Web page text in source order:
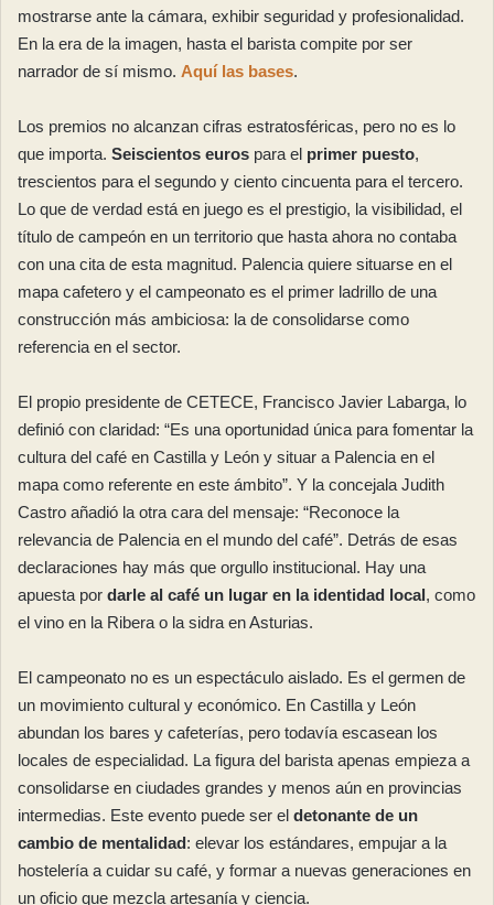
mostrarse ante la cámara, exhibir seguridad y profesionalidad.
En la era de la imagen, hasta el barista compite por ser
narrador de sí mismo. Aquí las bases.
Los premios no alcanzan cifras estratosféricas, pero no es lo
que importa. Seiscientos euros para el primer puesto,
trescientos para el segundo y ciento cincuenta para el tercero.
Lo que de verdad está en juego es el prestigio, la visibilidad, el
título de campeón en un territorio que hasta ahora no contaba
con una cita de esta magnitud. Palencia quiere situarse en el
mapa cafetero y el campeonato es el primer ladrillo de una
construcción más ambiciosa: la de consolidarse como
referencia en el sector.
El propio presidente de CETECE, Francisco Javier Labarga, lo
definió con claridad: “Es una oportunidad única para fomentar la
cultura del café en Castilla y León y situar a Palencia en el
mapa como referente en este ámbito”. Y la concejala Judith
Castro añadió la otra cara del mensaje: “Reconoce la
relevancia de Palencia en el mundo del café”. Detrás de esas
declaraciones hay más que orgullo institucional. Hay una
apuesta por darle al café un lugar en la identidad local, como
el vino en la Ribera o la sidra en Asturias.
El campeonato no es un espectáculo aislado. Es el germen de
un movimiento cultural y económico. En Castilla y León
abundan los bares y cafeterías, pero todavía escasean los
locales de especialidad. La figura del barista apenas empieza a
consolidarse en ciudades grandes y menos aún en provincias
intermedias. Este evento puede ser el detonante de un
cambio de mentalidad: elevar los estándares, empujar a la
hostelería a cuidar su café, y formar a nuevas generaciones en
un oficio que mezcla artesanía y ciencia.